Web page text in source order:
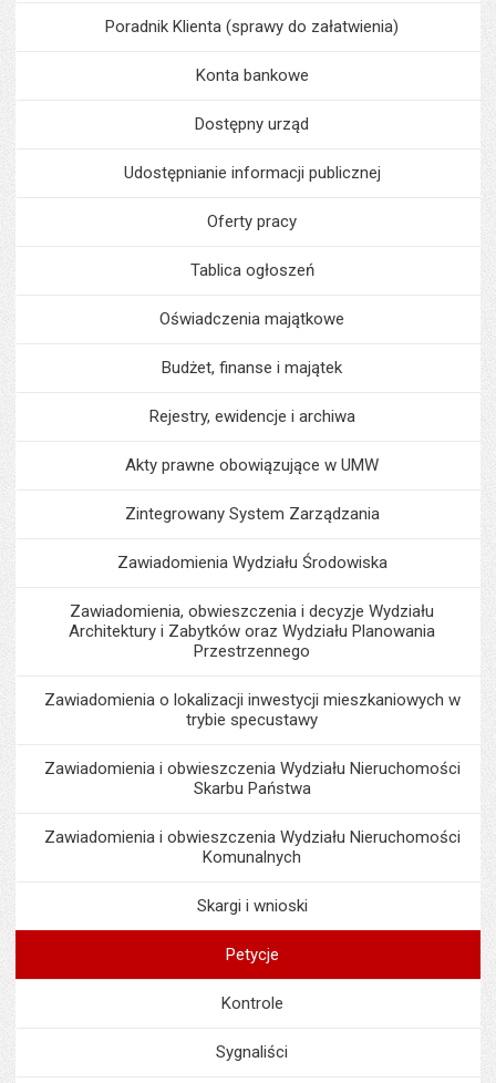
Poradnik Klienta (sprawy do załatwienia)
Konta bankowe
Dostępny urząd
Udostępnianie informacji publicznej
Oferty pracy
Tablica ogłoszeń
Oświadczenia majątkowe
Budżet, finanse i majątek
Rejestry, ewidencje i archiwa
Akty prawne obowiązujące w UMW
Zintegrowany System Zarządzania
Zawiadomienia Wydziału Środowiska
Zawiadomienia, obwieszczenia i decyzje Wydziału
Architektury i Zabytków oraz Wydziału Planowania
Przestrzennego
Zawiadomienia o lokalizacji inwestycji mieszkaniowych w
trybie specustawy
Zawiadomienia i obwieszczenia Wydziału Nieruchomości
Skarbu Państwa
Zawiadomienia i obwieszczenia Wydziału Nieruchomości
Komunalnych
Skargi i wnioski
Petycje
Kontrole
Sygnaliści